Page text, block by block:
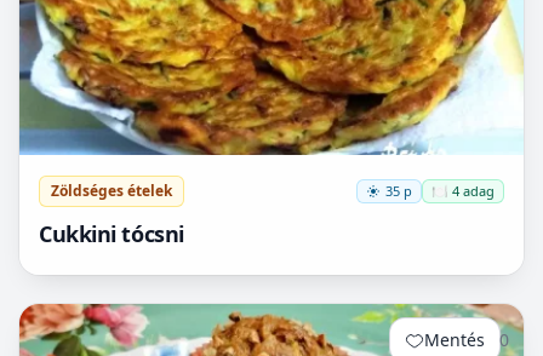
Zöldséges ételek 35 p 🍽️ 4 adag
Cukkini tócsni
Mentés 0